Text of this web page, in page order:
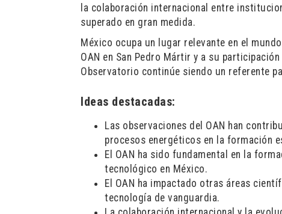
la colaboración internacional entre
superado en gran medida.
México ocupa un lugar relevante en el
OAN en San Pedro Mártir y a su
Observatorio continúe siendo un referente
Ideas destacadas:
Las observaciones del OAN han
procesos energéticos en la formación
El OAN ha sido fundamental en la
tecnológico en México.
El OAN ha impactado otras áreas
tecnología de vanguardia.